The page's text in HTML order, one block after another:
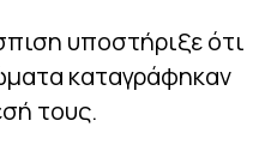
υποστήριξε ότι
καταγράφηκαν
τους.